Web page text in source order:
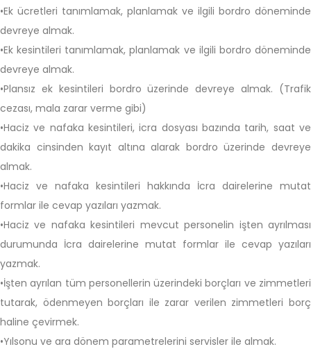
•Ek ücretleri tanımlamak, planlamak ve ilgili bordro döneminde
devreye almak.
•Ek kesintileri tanımlamak, planlamak ve ilgili bordro döneminde
devreye almak.
•Plansız ek kesintileri bordro üzerinde devreye almak. (Trafik
cezası, mala zarar verme gibi)
•Haciz ve nafaka kesintileri, icra dosyası bazında tarih, saat ve
dakika cinsinden kayıt altına alarak bordro üzerinde devreye
almak.
•Haciz ve nafaka kesintileri hakkında İcra dairelerine mutat
formlar ile cevap yazıları yazmak.
•Haciz ve nafaka kesintileri mevcut personelin işten ayrılması
durumunda İcra dairelerine mutat formlar ile cevap yazıları
yazmak.
•İşten ayrılan tüm personellerin üzerindeki borçları ve zimmetleri
tutarak, ödenmeyen borçları ile zarar verilen zimmetleri borç
haline çevirmek.
•Yılsonu ve ara dönem parametrelerini servisler ile almak.